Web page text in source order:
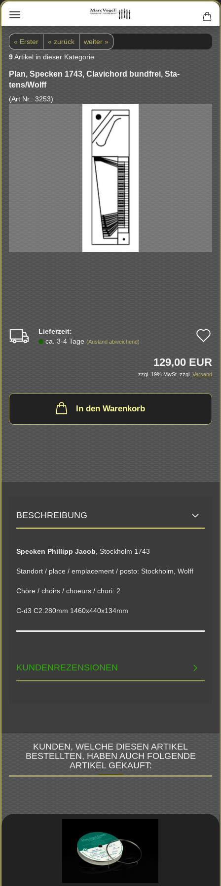
« Erster « zurück
weiter »
9Artikel in dieser Kategorie
Plan, Spe­cken 1743, Cla­vi­chord bund­frei, Sta­
tens/Wolff
(Art.Nr.: 3253)
Lieferzeit:
ca. 3-4 Tage (Ausland abweichend)
129,00 EUR
zzgl. 19% MwSt. zzgl. Versand
In den Warenkorb
BESCHREIBUNG
Specken Phillipp Jacob , Stockholm 1743
Standort / place / emplacement / posto: Stockholm, Wolff
Chöre / choirs / choeurs / chori: 2
C-d3 C2:280mm 1460x440x134mm
KUNDENREZENSIONEN
KUNDEN, WELCHE DIESEN ARTIKEL
BESTELLTEN, HABEN AUCH FOLGENDE
ARTIKEL GEKAUFT: